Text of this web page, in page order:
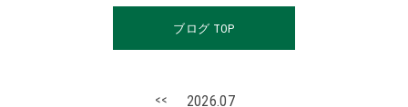
ブログ TOP
<< 2026.07